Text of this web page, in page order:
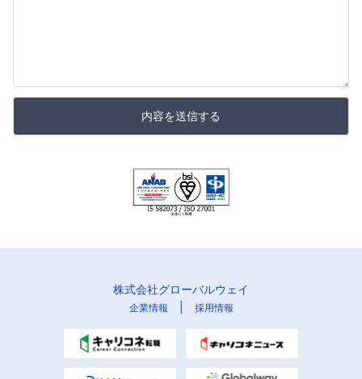
内容を送信する
株式会社グローバルウェイ
企業情報 採用情報